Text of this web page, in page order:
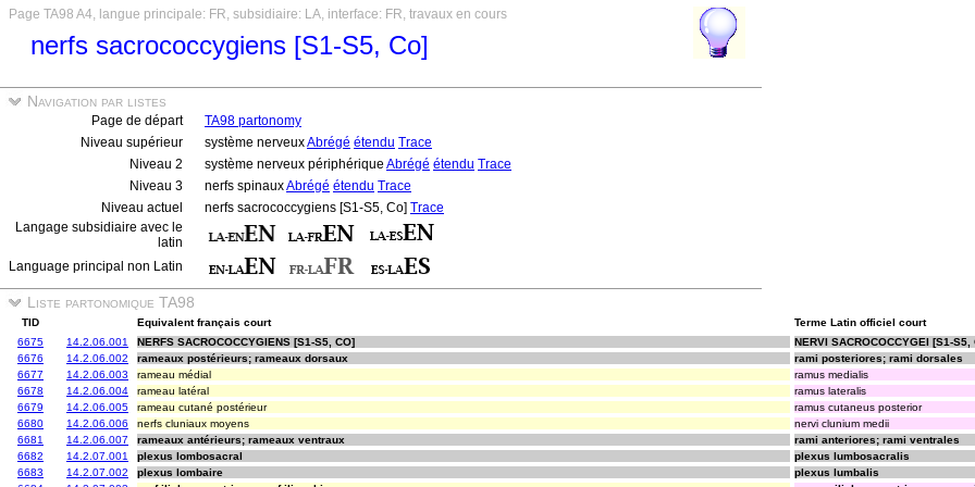
Page TA98 A4, langue principale: FR, subsidiaire: LA, interface: FR, travaux en cours
nerfs sacrococcygiens [S1-S5, Co]
Navigation par listes
Page de départ
TA98 partonomy
Niveau supérieur
système nerveuxAbrégé étendu Trace
Niveau 2
système nerveux périphérique Abrégé étendu Trace
Niveau 3
nerfs spinauxAbrégé étendu Trace
Niveau actuel
nerfs sacrococcygiens [S1-S5, Co] Trace
Langage subsidiaire avec le
latin
Language principal non Latin
Liste partonomique TA98
TID Equivalent français court
Terme Latin officiel court
6675
14.2.06.001 NERFS SACROCOCCYGIENS [S1-S5, CO]
NERVI SACROCOCCYGEI [S1-S5,
6676
14.2.06.002 rameaux postérieurs; rameaux dorsaux
rami posteriores; rami dorsales
6677
14.2.06.003 rameau médial
ramus medialis
6678
14.2.06.004 rameau latéral
ramus lateralis
6679
14.2.06.005 rameau cutané postérieur
ramus cutaneus posterior
6680
14.2.06.006 nerfs cluniaux moyens
nervi clunium medii
6681
14.2.06.007 rameaux antérieurs; rameaux ventraux
rami anteriores; rami ventrales
6682
14.2.07.001 plexus lombosacral
plexus lumbosacralis
6683
14.2.07.002 plexus lombaire
plexus lumbalis